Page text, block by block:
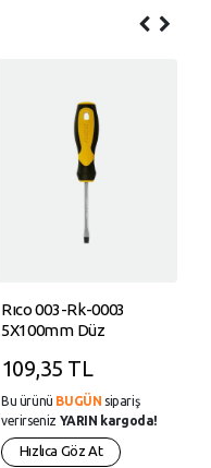
Rıco 003-Rk-0003
5X100mm Düz
109,35 TL
Bu ürünü BUGÜN sipariş
verirseniz YARIN kargoda!
Hızlıca Göz At